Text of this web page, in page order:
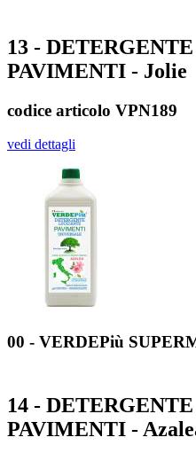
13 -
PAVIMENTI - Jolie
codice articolo VPN189
vedi dettagli
00 - VERDEPiù
14 -
PAVIMENTI -